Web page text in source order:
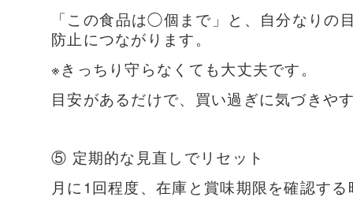
「この食品は◯個まで」と、自分なりの
防止につながります。
※きっちり守らなくても大丈夫です。
目安があるだけで、買い過ぎに気づきや
⑤ 定期的な見直しでリセット
月に1回程度、在庫と賞味期限を確認す